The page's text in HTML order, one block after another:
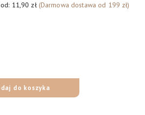
11,90 zł (Darmowa dostawa od 199 zł)
do koszyka